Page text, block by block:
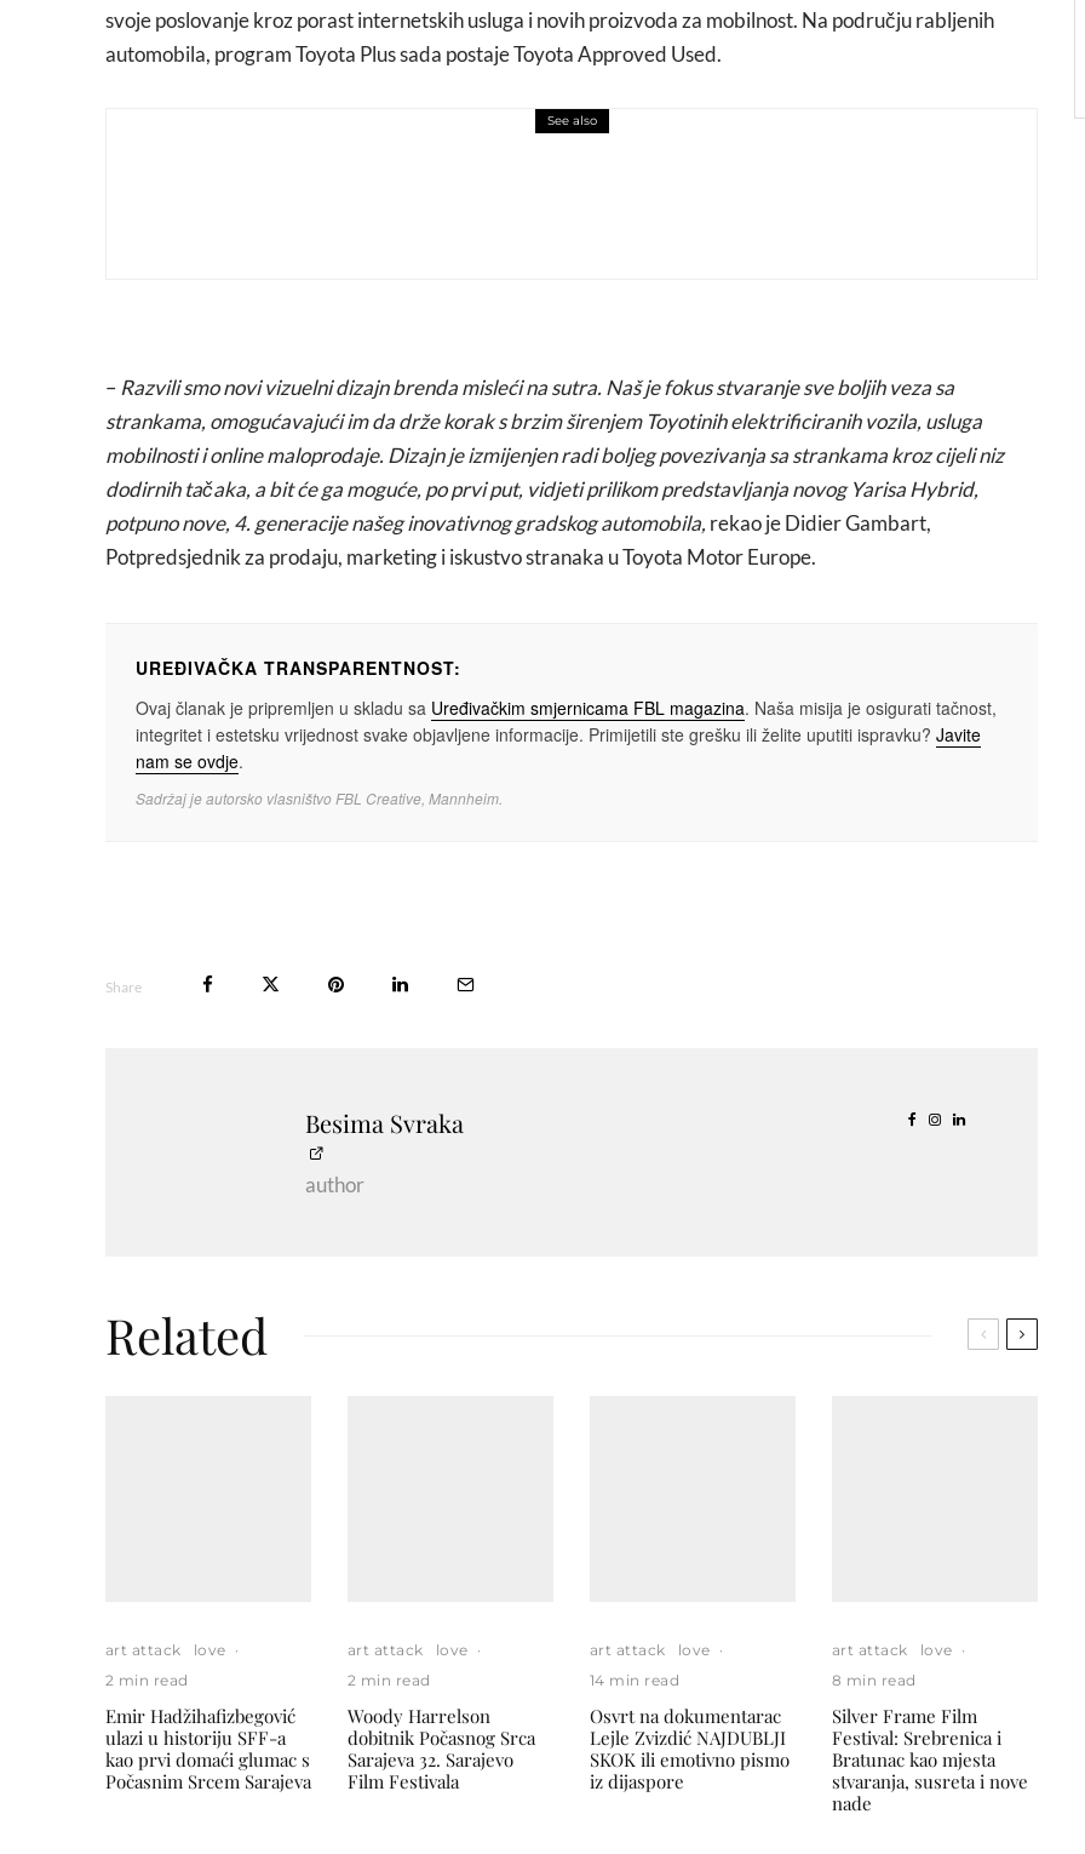
svoje poslovanje kroz porast internetskih usluga i novih proizvoda za mobilnost. Na području rabljenih
automobila, program Toyota Plus sada postaje Toyota Approved Used.
See also
– Razvili smo novi vizuelni dizajn brenda misleći na sutra. Naš je fokus stvaranje sve boljih veza sa
strankama, omogućavajući im da drže korak s brzim širenjem Toyotinih elektrificiranih vozila, usluga
mobilnosti i online maloprodaje. Dizajn je izmijenjen radi boljeg povezivanja sa strankama kroz cijeli niz
dodirnih tačaka, a bit će ga moguće, po prvi put, vidjeti prilikom predstavljanja novog Yarisa Hybrid,
potpuno nove, 4. generacije našeg inovativnog gradskog automobila, rekao je Didier Gambart,
Potpredsjednik za prodaju, marketing i iskustvo stranaka u Toyota Motor Europe.
UREĐIVAČKA TRANSPARENTNOST:
Ovaj članak je pripremljen u skladu sa Uređivačkim smjernicama FBL magazina. Naša misija je osigurati tačnost,
integritet i estetsku vrijednost svake objavljene informacije. Primijetili ste grešku ili želite uputiti ispravku? Javite
nam se ovdje.
Sadržaj je autorsko vlasništvo FBL Creative, Mannheim.
Share
Besima Svraka
author
Related
art attack love ·
2 min read
Emir Hadžihafizbegović
ulazi u historiju SFF-a
kao prvi domaći glumac s
Počasnim Srcem Sarajeva
art attack love ·
2 min read
Woody Harrelson
dobitnik Počasnog Srca
Sarajeva 32. Sarajevo
Film Festivala
art attack love ·
14 min read
Osvrt na dokumentarac
Lejle Zvizdić NAJDUBLJI
SKOK ili emotivno pismo
iz dijaspore
art attack love ·
8 min read
Silver Frame Film
Festival: Srebrenica i
Bratunac kao mjesta
stvaranja, susreta i nove
nade